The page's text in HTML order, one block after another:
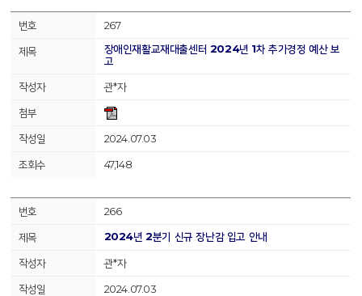
267
장애인재활교재대출센터 2024년 1차 추가경정 예산 보
고
관*자
2024.07.03
47,148
266
2024년 2분기 신규 장난감 입고 안내
관*자
2024.07.03